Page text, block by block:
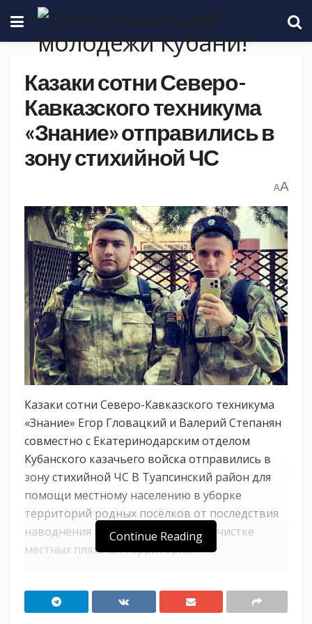
Казаки сотни Северо-
Кавказского техникума
«Знание» отправились в
зону стихийной ЧС
AA
Казаки сотни Северо-Кавказского техникума
«Знание» Егор Гловацкий и Валерий Степанян
совместно с Екатеринодарским отделом
Кубанского казачьего войска отправились в
зону стихийной ЧС В Туапсинский район для
помощи местному населению в уборке
территорий родных посёлков от последствия
наводнения и смерчей, а также в очистке
местных пляжных территорий.
помощи в районах, пострадавших от ЧС.
Казаки регулярно отправляются в разные
Continue Reading